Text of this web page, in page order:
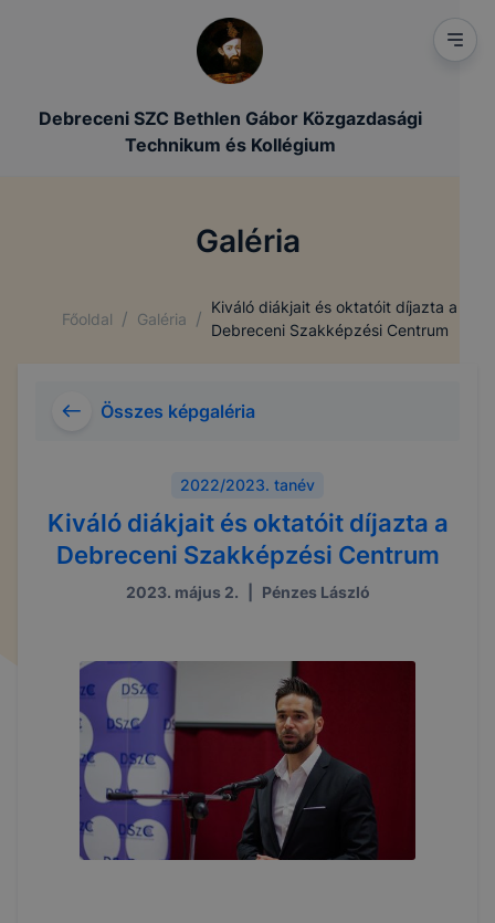
Debreceni SZC Bethlen Gábor Közgazdasági
Technikum és Kollégium
Galéria
Főoldal / Galéria /
Kiváló diákjait és oktatóit díjazta a
Debreceni Szakképzési Centrum
Összes képgaléria
2022/2023. tanév
Kiváló diákjait és oktatóit díjazta a
Debreceni Szakképzési Centrum
2023. május 2. Pénzes László